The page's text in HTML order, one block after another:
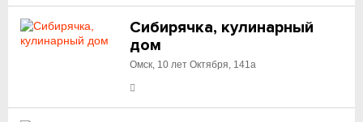
Сибирячка, кулинарный
дом
Омск, 10 лет Октября, 141а